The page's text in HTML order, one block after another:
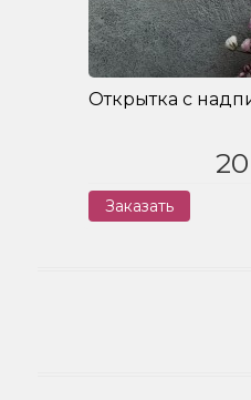
Открытка с
Заказать